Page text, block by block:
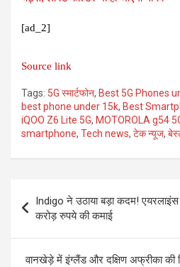
[ad_2]
Source link
Tags: 5G स्मार्टफोन, Best 5G Phones
best phone under 15k, Best
iQOO Z6 Lite 5G, MOTOROLA g54
smartphone, Tech news, टेक न्यूज,
navigation
Indigo ने उठाया बड़ा कदम!
करोड़ रुपये की कमाई
वानखेड़े में इंग्लैंड और दक्षिण अफ्रीका की